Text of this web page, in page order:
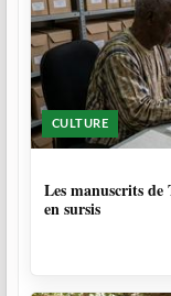
CULTURE
Les manuscrits
en sursis